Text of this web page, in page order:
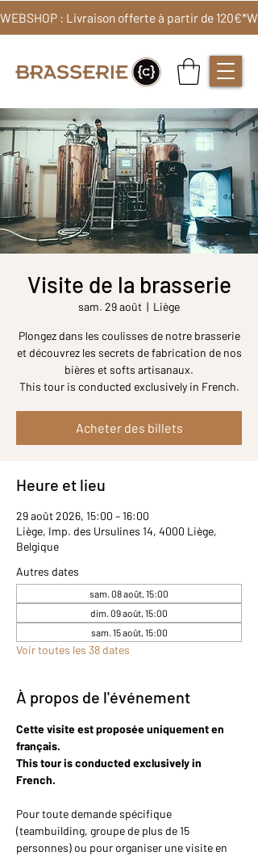
WEBSHOP : Livraison offerte à partir de 120€*
Visite de la brasserie
sam. 29 août
  |
Liège
Plongez dans les coulisses de notre brasserie
et découvrez les secrets de fabrication de nos
bières et softs artisanaux.
Acheter des billets
Heure et lieu
29 août 2026, 15:00 – 16:00
Liège, Imp. des Ursulines 14, 4000 Liège,
Belgique
Autres dates
sam. 08 août, 15:00
dim. 09 août, 15:00
sam. 15 août, 15:00
Voir toutes les 38 dates
À propos de l'événement
Cette visite est proposée uniquement en
français.
This tour is conducted exclusively in
French.
Pour toute demande spécifique
(teambuilding, groupe de plus de 15
personnes) ou pour organiser une visite en